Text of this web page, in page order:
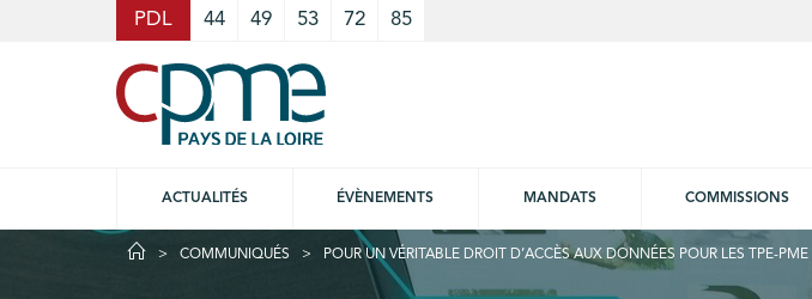
PDL 44 49 53 72 85
ACTUALITÉS ÉVÈNEMENTS MANDATS COMMISSIONS
COMMUNIQUÉS POUR UN VÉRITABLE DROIT D’ACCÈS AUX DONNÉES POUR LES TPE-PME
Cookies management panel